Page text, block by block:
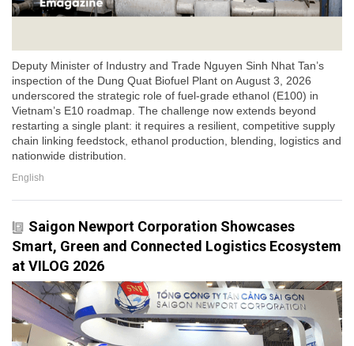
Deputy Minister of Industry and Trade Nguyen Sinh Nhat Tan’s
inspection of the Dung Quat Biofuel Plant on August 3, 2026
underscored the strategic role of fuel-grade ethanol (E100) in
Vietnam’s E10 roadmap. The challenge now extends beyond
restarting a single plant: it requires a resilient, competitive supply
chain linking feedstock, ethanol production, blending, logistics and
nationwide distribution.
English
Saigon Newport Corporation Showcases
Smart, Green and Connected Logistics Ecosystem
at VILOG 2026